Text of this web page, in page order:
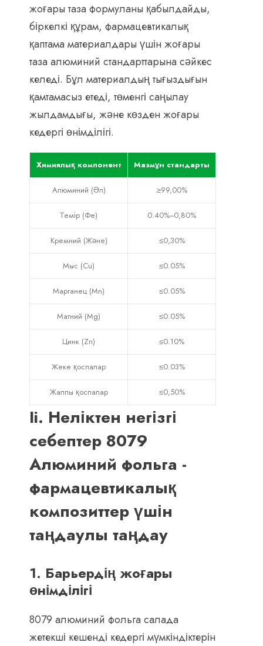
жоғары таза формуланы қабылдайды,
біркелкі құрам, фармацевтикалық
қаптама материалдары үшін жоғары
таза алюминий стандарттарына сәйкес
келеді. Бұл материалдың тығыздығын
қамтамасыз етеді, төменгі саңылау
жылдамдығы, және көзден жоғары
кедергі өнімділігі.
Химиялық компонент Мазмұн стандарты
Алюминий (Әл) ≥99,00%
Темір (Фе) 0.40%~0,80%
Кремний (Және) ≤0,30%
Мыс (Cu) ≤0.05%
Марганец (Mn) ≤0.05%
Магний (Mg) ≤0.05%
Цинк (Zn) ≤0.10%
Жеке қоспалар ≤0.03%
Жалпы қоспалар ≤0,50%
Ii. Неліктен негізгі
себептер 8079
Алюминий фольга -
фармацевтикалық
композиттер үшін
таңдаулы таңдау
1. Барьердің жоғары
өнімділігі
8079 алюминий фольга салада
жетекші кешенді кедергі мүмкіндіктерін